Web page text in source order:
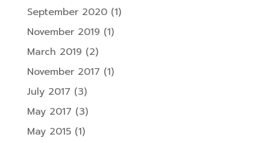
September 2020(1)
November 2019 (1)
March 2019 (2)
November 2017 (1)
July 2017 (3)
May 2017 (3)
May 2015(1)